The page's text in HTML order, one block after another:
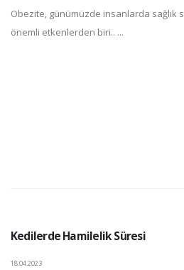
Obezite, günümüzde insanlarda sağlık
önemli etkenlerden biri.. ...
Kedilerde Hamilelik Süresi
18.04.2023